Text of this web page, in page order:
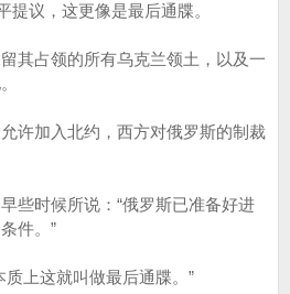
提议，这更像是最后通牒。
其占领的所有乌克兰领土，以及一
许加入北约，西方对俄罗斯的制裁
些时候所说：“俄罗斯已准备好进
件。”
上这就叫做最后通牒。”